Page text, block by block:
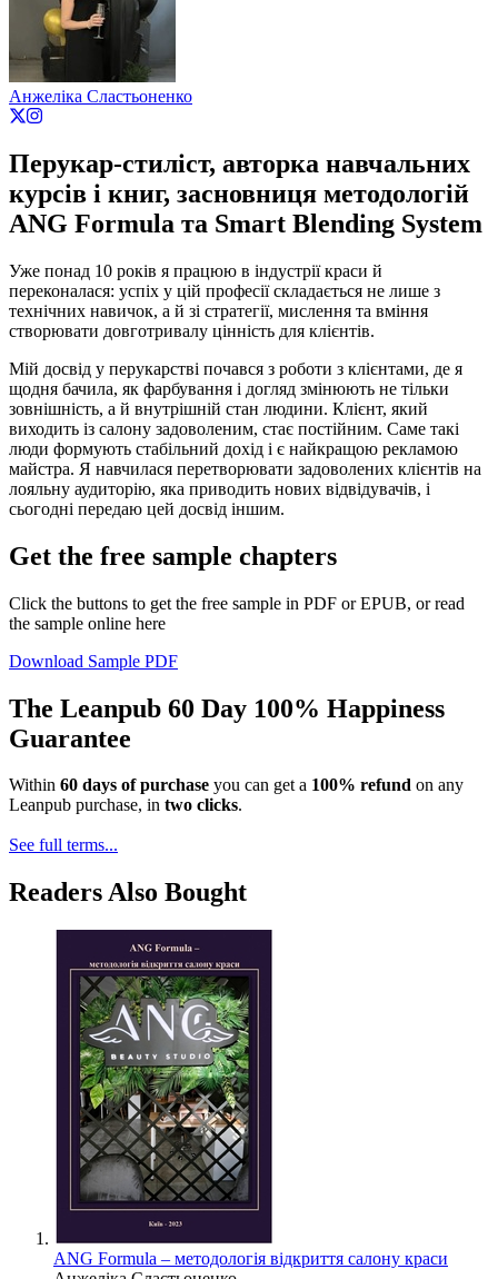
Анжеліка Сластьоненко
Перукар-стиліст, авторка навчальних
курсів і книг, засновниця методологій
ANG Formula та Smart Blending System
Уже понад 10 років я працюю в індустрії краси й
переконалася: успіх у цій професії складається не лише з
технічних навичок, а й зі стратегії, мислення та вміння
створювати довготривалу цінність для клієнтів.
Мій досвід у перукарстві почався з роботи з клієнтами, де я
щодня бачила, як фарбування і догляд змінюють не тільки
зовнішність, а й внутрішній стан людини. Клієнт, який
виходить із салону задоволеним, стає постійним. Саме такі
люди формують стабільний дохід і є найкращою рекламою
майстра. Я навчилася перетворювати задоволених клієнтів на
лояльну аудиторію, яка приводить нових відвідувачів, і
сьогодні передаю цей досвід іншим.
Get the free sample chapters
Click the buttons to get the free sample in PDF or EPUB, or read
the sample online here
Download Sample PDF
The Leanpub 60 Day 100% Happiness
Guarantee
Within 60 days of purchase you can get a 100% refund on any
Leanpub purchase, in two clicks.
See full terms...
Readers Also Bought
ANG Formula – методологія відкриття салону краси